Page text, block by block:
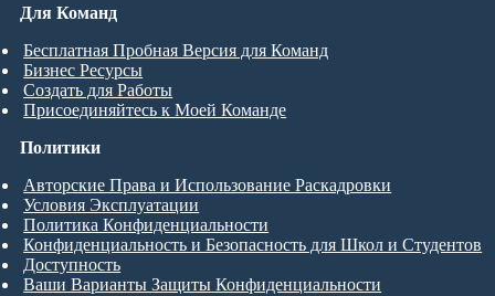
Для Команд
Бесплатная Пробная Версия для Команд
Бизнес Ресурсы
Создать для Работы
Присоединяйтесь к Моей Команде
Политики
Авторские Права и Использование Раскадровки
Условия Эксплуатации
Политика Конфиденциальности
Конфиденциальность и Безопасность для Школ и Студентов
Доступность
Ваши Варианты Защиты Конфиденциальности